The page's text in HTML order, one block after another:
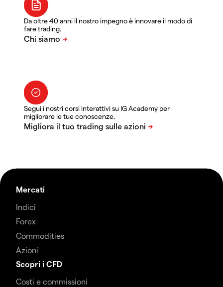
Da oltre 40 anni il nostro impegno è innovare il modo di
fare trading.
Segui i nostri corsi interattivi su IG Academy per
migliorare le tue conoscenze.
Mercati
Indici
Forex
Commodities
Azioni
Scopri i CFD
Costi e commissioni